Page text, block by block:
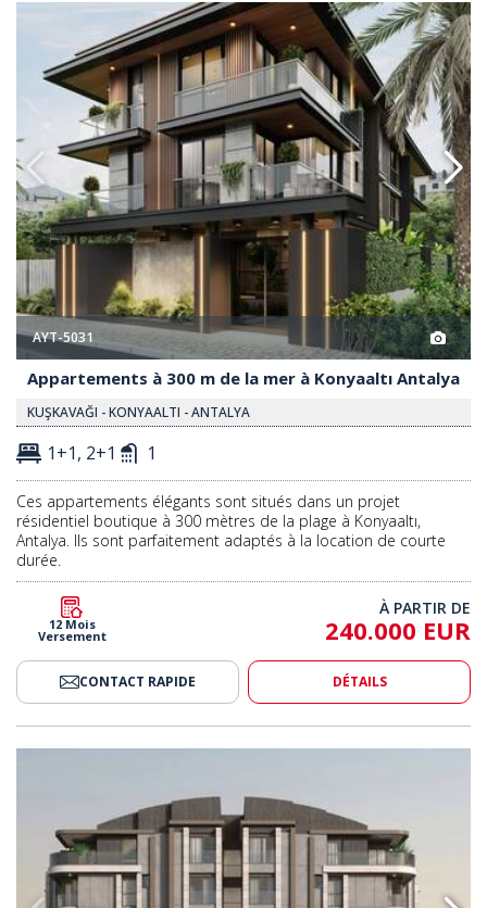
Mer À Konyaaltı Antalya 2 Appartements À 300 M De La
AYT-5031
Appartements à 300 m de la mer à Konyaaltı Antalya
KUŞKAVAĞI - KONYAALTI - ANTALYA
1+1, 2+1 1
Ces appartements élégants sont situés dans un projet
résidentiel boutique à 300 mètres de la plage à Konyaaltı,
Antalya. Ils sont parfaitement adaptés à la location de courte
durée.
12 Mois
Versement
À PARTIR DE
240.000 EUR
CONTACT RAPIDE DÉTAILS